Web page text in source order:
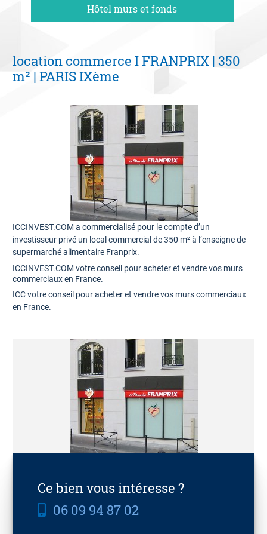
06 09 94 87 02
Estimation offerte
Hôtel murs et fonds
location commerce I FRANPRIX | 350
m² | PARIS IXème
ICCINVEST.COM a commercialisé pour le compte d’un
investisseur privé un local commercial de 350 m² à l’enseigne de
supermarché alimentaire Franprix.
ICCINVEST.COM votre conseil pour acheter et vendre vos murs
commerciaux en France.
ICC votre conseil pour acheter et vendre vos murs commerciaux
en France.
Ce bien vous intéresse ?
06 09 94 87 02